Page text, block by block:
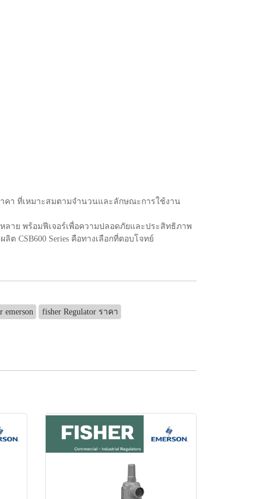
คา ที่เหมาะสมตามจำนวนและลักษณะการใช้งาน
หลาย พร้อมฟีเจอร์เพื่อความปลอดภัยและประสิทธิภาพ
CSB600 Series คือทางเลือกที่ตอบโจทย์
emerson fisher Regulator ราคา